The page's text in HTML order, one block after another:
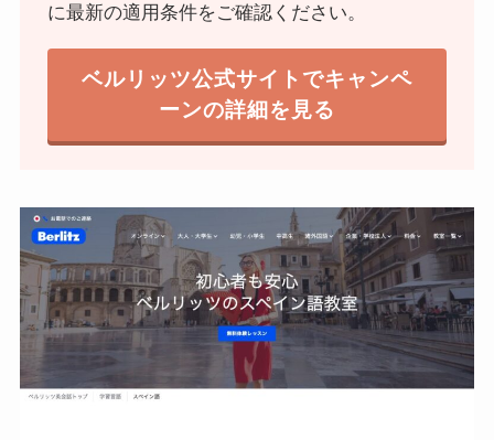
に最新の適用条件をご確認ください。
ベルリッツ公式サイトでキャンペ
ーンの詳細を見る